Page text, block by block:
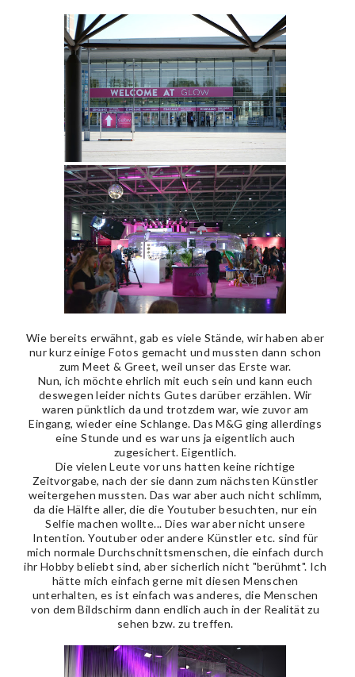
Wie bereits erwähnt, gab es viele Stände, wir haben aber
nur kurz einige Fotos gemacht und mussten dann schon
zum Meet & Greet, weil unser das Erste war.
Nun, ich möchte ehrlich mit euch sein und kann euch
deswegen leider nichts Gutes darüber erzählen. Wir
waren pünktlich da und trotzdem war, wie zuvor am
Eingang, wieder eine Schlange. Das M&G ging allerdings
eine Stunde und es war uns ja eigentlich auch
zugesichert. Eigentlich.
Die vielen Leute vor uns hatten keine richtige
Zeitvorgabe, nach der sie dann zum nächsten Künstler
weitergehen mussten. Das war aber auch nicht schlimm,
da die Hälfte aller, die die Youtuber besuchten, nur ein
Selfie machen wollte... Dies war aber nicht unsere
Intention. Youtuber oder andere Künstler etc. sind für
mich normale Durchschnittsmenschen, die einfach durch
ihr Hobby beliebt sind, aber sicherlich nicht "berühmt". Ich
hätte mich einfach gerne mit diesen Menschen
unterhalten, es ist einfach was anderes, die Menschen
von dem Bildschirm dann endlich auch in der Realität zu
sehen bzw. zu treffen.